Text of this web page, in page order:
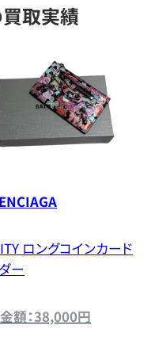
取実績
ロングコインカード
ー
額：38,000円